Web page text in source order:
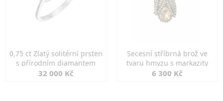
0,75 ct Zlatý solitérní prsten
s přírodním diamantem
32 000 Kč
Secesní stříbrná brož ve
tvaru hmyzu s markazity
6 300 Kč